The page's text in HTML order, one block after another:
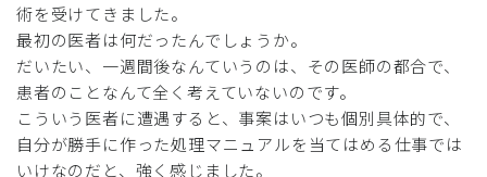
術を受けてきました。
最初の医者は何だったんでしょうか。
だいたい、一週間後なんていうのは、その医師の都合で、
患者のことなんて全く考えていないのです。
こういう医者に遭遇すると、事案はいつも個別具体的で、
自分が勝手に作った処理マニュアルを当てはめる仕事では
いけなのだと、強く感じました。